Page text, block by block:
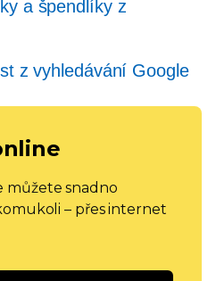
a špendlíky z
z vyhledávání Google
můžete snadno
– přes internet